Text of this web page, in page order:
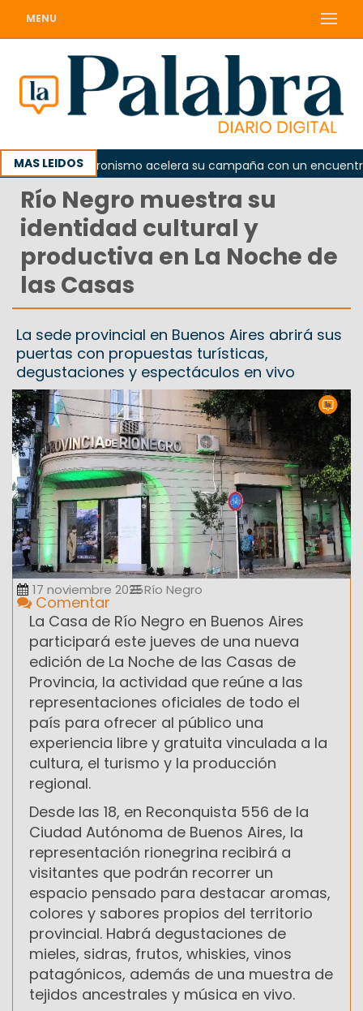
MENU
MAS LEIDOSEl peronismo acelera su campaña con un encuentro
Río Negro muestra su
identidad cultural y
productiva en La Noche de
las Casas
La sede provincial en Buenos Aires abrirá sus
puertas con propuestas turísticas,
degustaciones y espectáculos en vivo
17 noviembre 2025Río Negro
Comentar
La Casa de Río Negro en Buenos Aires
participará este jueves de una nueva
edición de La Noche de las Casas de
Provincia, la actividad que reúne a las
representaciones oficiales de todo el
país para ofrecer al público una
experiencia libre y gratuita vinculada a la
cultura, el turismo y la producción
regional.
Desde las 18, en Reconquista 556 de la
Ciudad Autónoma de Buenos Aires, la
representación rionegrina recibirá a
visitantes que podrán recorrer un
espacio pensado para destacar aromas,
colores y sabores propios del territorio
provincial. Habrá degustaciones de
mieles, sidras, frutos, whiskies, vinos
patagónicos, además de una muestra de
tejidos ancestrales y música en vivo.